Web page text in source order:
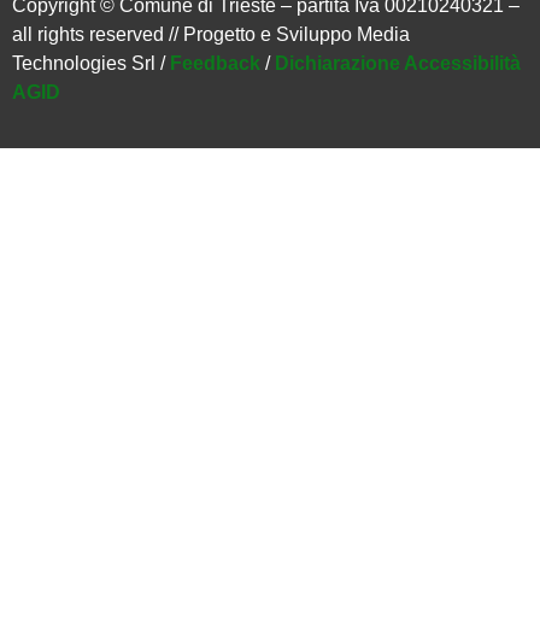
Copyright © Comune di Trieste – partita Iva 00210240321 –
all rights reserved // Progetto e Sviluppo Media
Technologies Srl / Feedback / Dichiarazione Accessibilità
AGID